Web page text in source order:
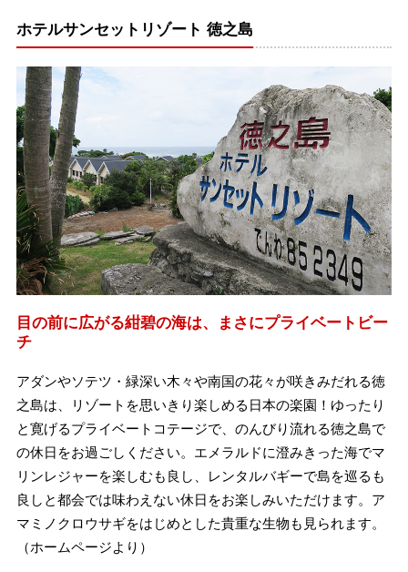
ホテルサンセットリゾート 徳之島
目の前に広がる紺碧の海は、まさにプライベートビー
チ
アダンやソテツ・緑深い木々や南国の花々が咲きみだれる徳
之島は、リゾートを思いきり楽しめる日本の楽園！ゆったり
と寛げるプライベートコテージで、のんびり流れる徳之島で
の休日をお過ごしください。エメラルドに澄みきった海でマ
リンレジャーを楽しむも良し、レンタルバギーで島を巡るも
良しと都会では味わえない休日をお楽しみいただけます。ア
マミノクロウサギをはじめとした貴重な生物も見られます。
（ホームページより）